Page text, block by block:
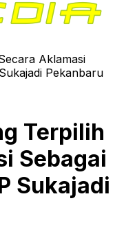
Aklamasi
Pekanbaru
Terpilih
Sebagai
Sukajadi